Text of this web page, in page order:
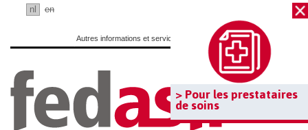
Passer
contenu
principal
> Pour les prestataires
de soins
nl en
Autres informations et services officiels :www.belgium.be